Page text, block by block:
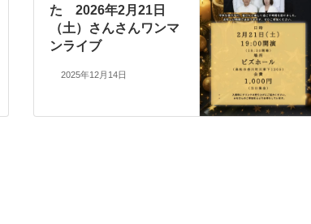
た 2026年2月21日
（土）さんさんワンマ
ンライブ
2025年12月14日